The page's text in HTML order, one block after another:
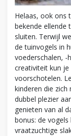
Helaas, ook ons
bekende ellende
sluiten. Terwijl
de tuinvogels in
voederschalen, -
creativiteit kun
voorschotelen.
kinderen die zich
dubbel plezier
genieten van al
bonus: de
vraatzuchtige